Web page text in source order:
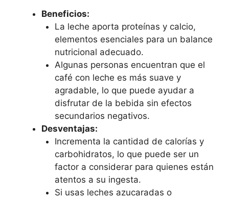
Beneficios:
La leche aporta proteínas y calcio,
elementos esenciales para un balance
nutricional adecuado.
Algunas personas encuentran que el
café con leche es más suave y
agradable, lo que puede ayudar a
disfrutar de la bebida sin efectos
secundarios negativos.
Desventajas:
Incrementa la cantidad de calorías y
carbohidratos, lo que puede ser un
factor a considerar para quienes están
atentos a su ingesta.
Si usas leches azucaradas o